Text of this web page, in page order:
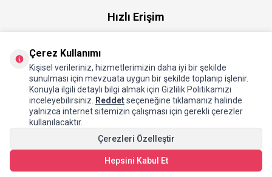
Hızlı Erişim
Hakkımızda
Çerez Kullanımı
Kişisel verileriniz, hizmetlerimizin daha iyi bir şekilde
sunulması için mevzuata uygun bir şekilde toplanıp işlenir.
Konuyla ilgili detaylı bilgi almak için Gizlilik Politikamızı
inceleyebilirsiniz.
Reddetseçeneğine tıklamanız halinde
yalnızca internet sitemizin çalışması için gerekli çerezler
kullanılacaktır.
Çerezleri Özelleştir
Hepsini Kabul Et